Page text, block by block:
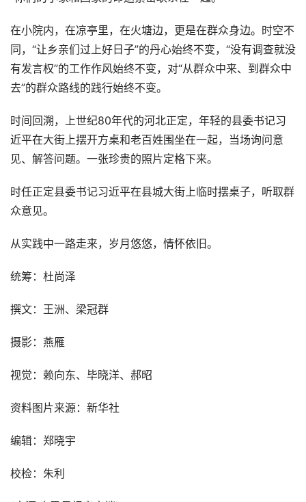
在小院内，在凉亭里，在火塘边，更是在群众身边。时空不
同，“让乡亲们过上好日子”的丹心始终不变，“没有调查就没
有发言权”的工作作风始终不变，对“从群众中来、到群众中
去”的群众路线的践行始终不变。
时间回溯，上世纪80年代的河北正定，年轻的县委书记习
近平在大街上摆开方桌和老百姓围坐在一起，当场询问意
见、解答问题。一张珍贵的照片定格下来。
时任正定县委书记习近平在县城大街上临时摆桌子，听取群
众意见。
从实践中一路走来，岁月悠悠，情怀依旧。
统筹：杜尚泽
撰文：王洲、梁冠群
摄影：燕雁
视觉：赖向东、毕晓洋、郝昭
资料图片来源：新华社
编辑：郑晓宇
校检：朱利